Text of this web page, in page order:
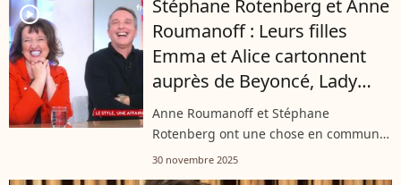
de la compétition. Interrogé...
player2
Stéphane Rotenberg et Anne
Roumanoff : Leurs filles
Emma et Alice cartonnent
auprès de Beyoncé, Lady
Gaga et Kylie Jenner
Anne Roumanoff et Stéphane
Rotenberg ont une chose en commun :
leurs filles évoluent toutes les deux
30 novembre 2025